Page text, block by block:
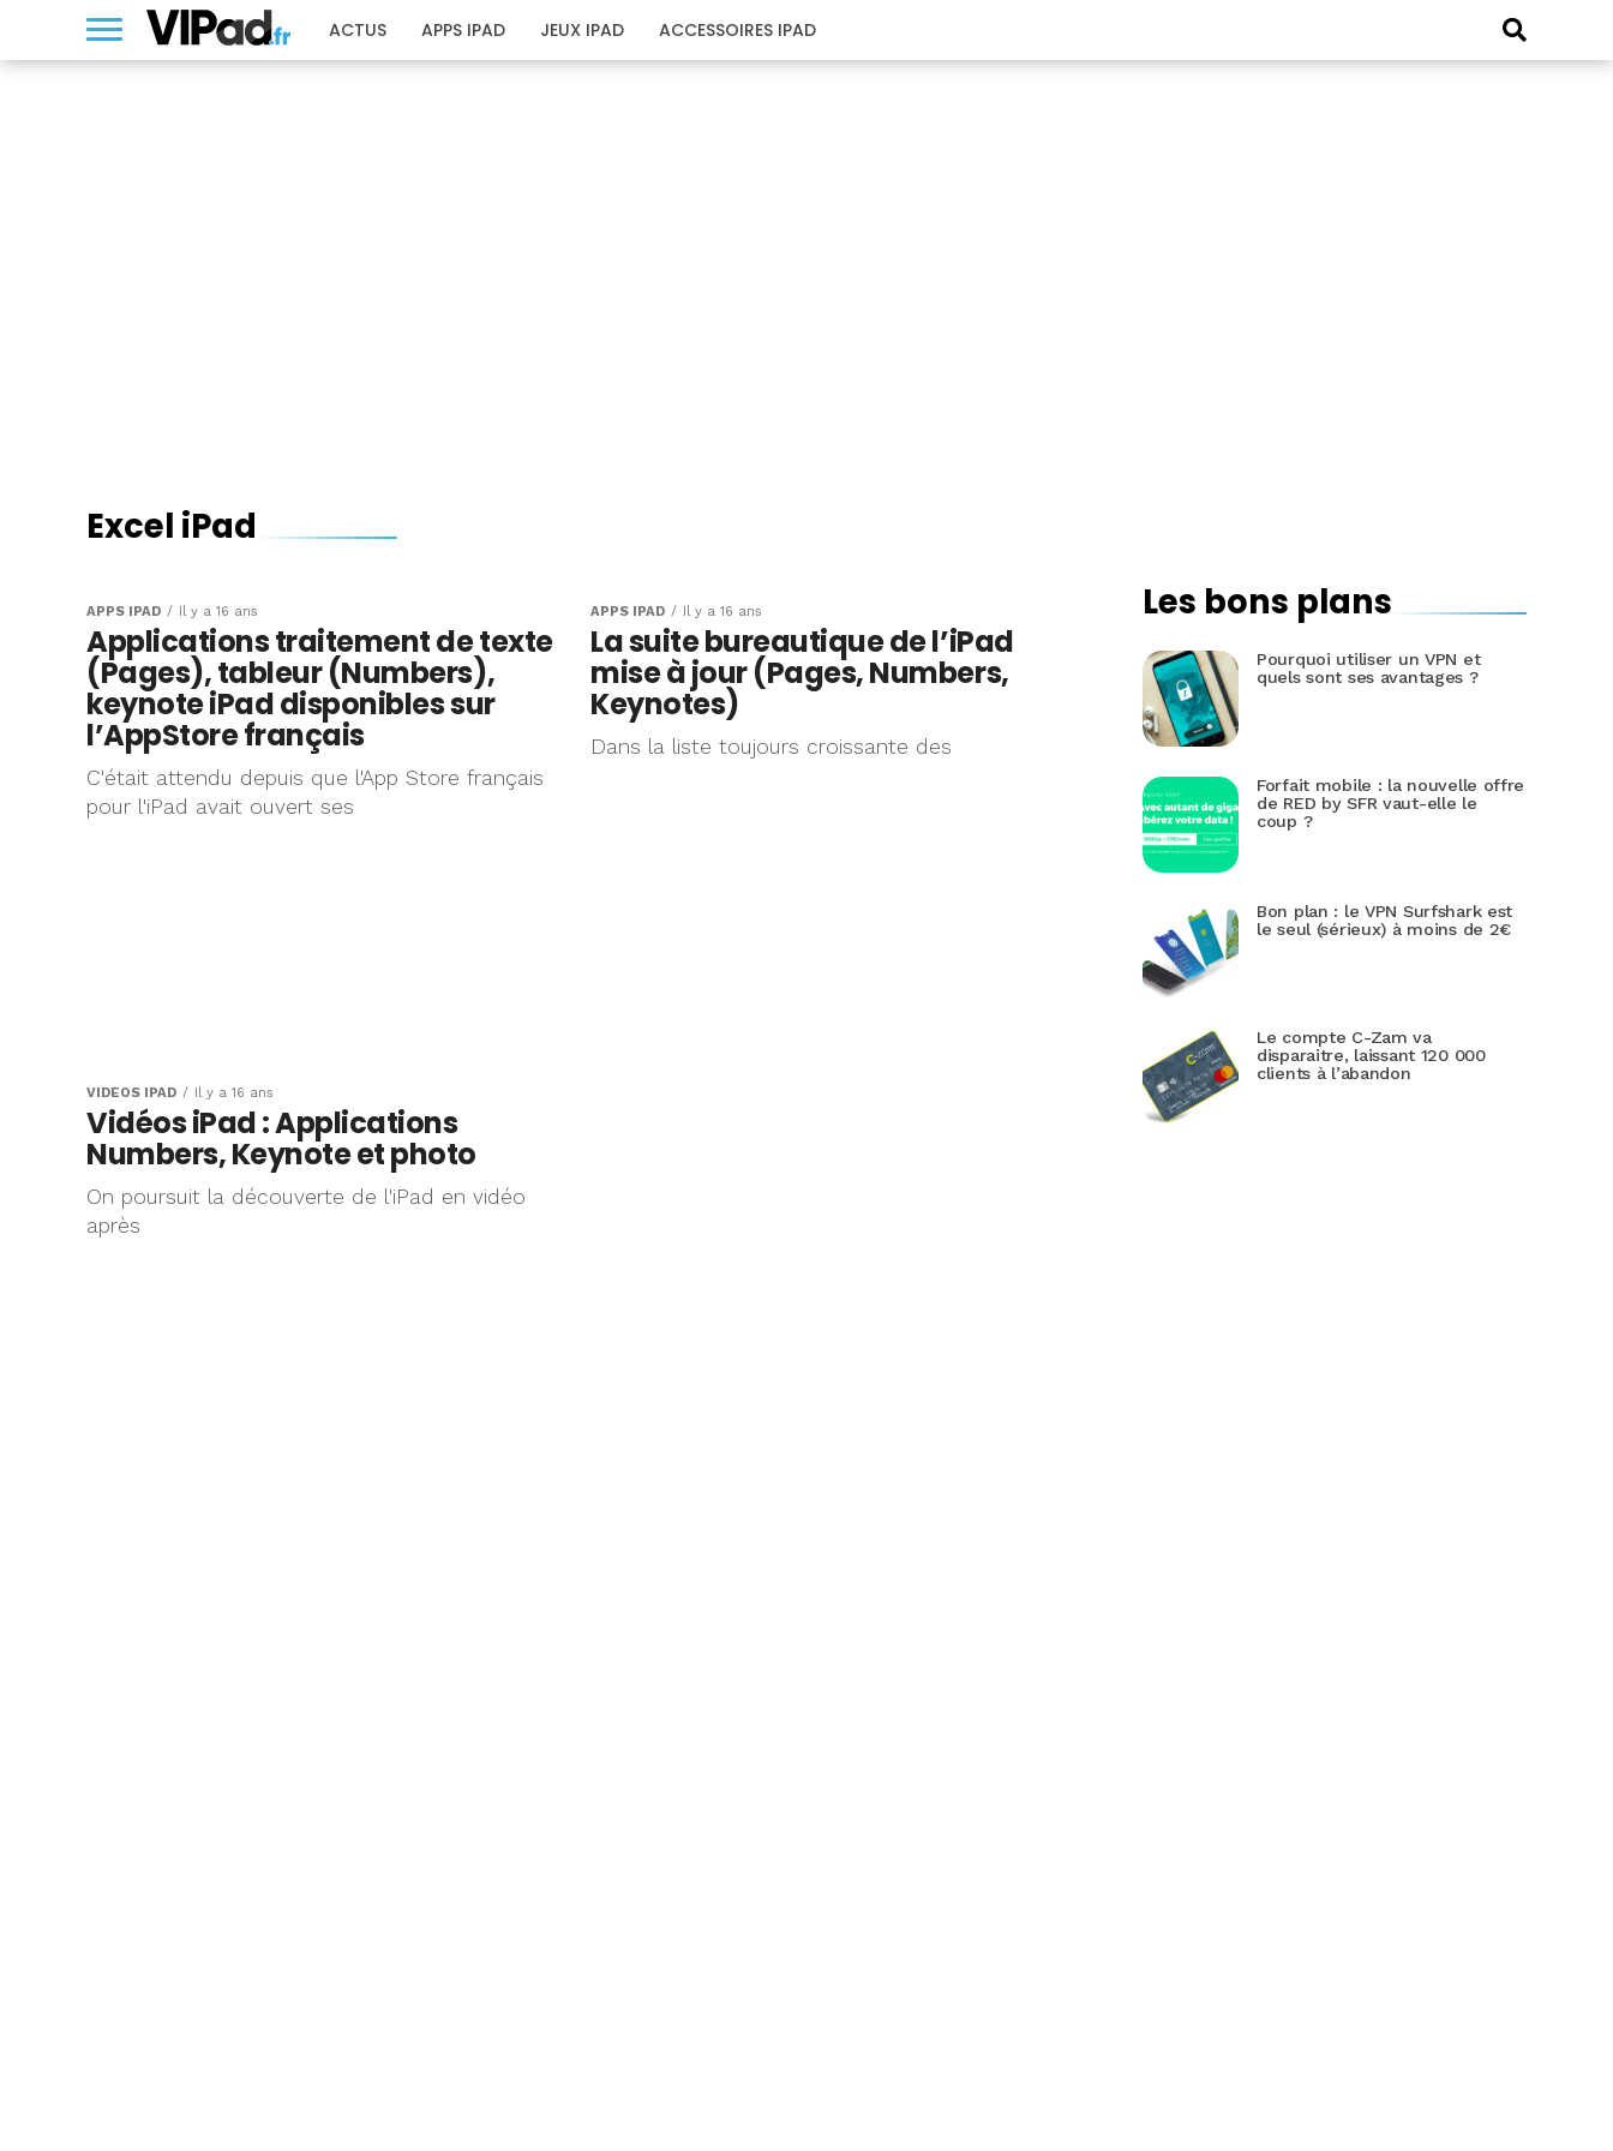
ACTUS APPS IPAD JEUX IPAD ACCESSOIRES IPAD
EXCEL IPAD
disponible sur l’App Store
le 10 Novembre ?
Décidément, le journal Américain
Excel iPad
APPS IPAD Il y a 16 ans
Applications traitement de texte
(Pages), tableur (Numbers),
keynote iPad disponibles sur
l’AppStore français
C'était attendu depuis que l'App Store français
pour l'iPad avait ouvert ses
APPS IPAD Il y a 16 ans
La suite bureautique de l’iPad
mise à jour (Pages, Numbers,
Keynotes)
Dans la liste toujours croissante des
VIDÉOS IPAD Il y a 16 ans
Vidéos iPad : Applications
Numbers, Keynote et photo
On poursuit la découverte de l'iPad en vidéo
après
Les bons plans
Pourquoi utiliser un VPN et
quels sont ses avantages ?
Forfait mobile : la nouvelle offre
de RED by SFR vaut-elle le
coup ?
Bon plan : le VPN Surfshark est
le seul (sérieux) à moins de 2€
Le compte C-Zam va
disparaitre, laissant 120 000
clients à l’abandon